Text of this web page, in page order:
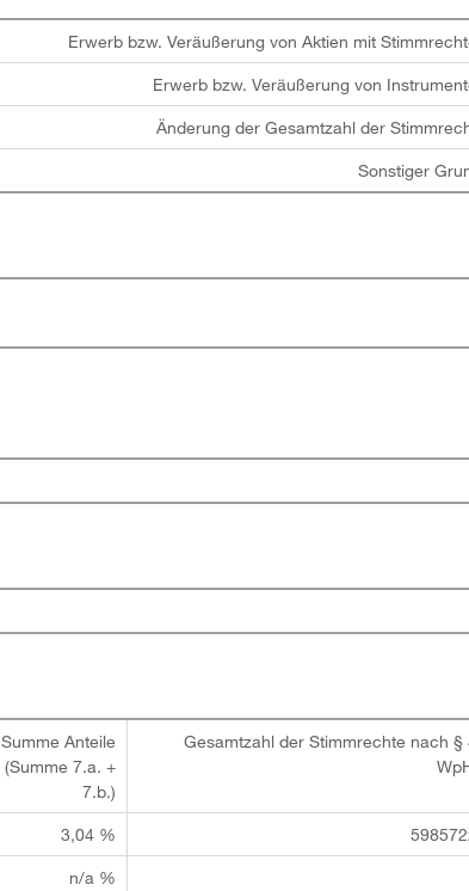
Erwerb bzw. Veräußerung von Aktien mit
Erwerb bzw. Veräußerung von
Änderung der Gesamtzahl der
Sonstiger
Summe Anteile
(Summe 7.a. +
7.b.)
Gesamtzahl der Stimmrechte nach §
3,04 %
n/a %